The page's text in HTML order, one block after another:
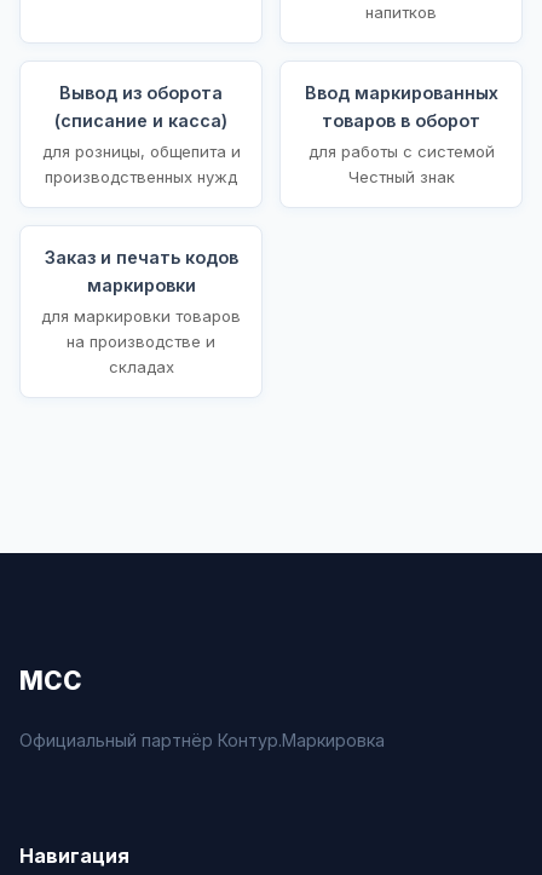
напитков
Вывод из оборота
(списание и касса)
для розницы, общепита и
производственных нужд
Ввод маркированных
товаров в оборот
для работы с системой
Честный знак
Заказ и печать кодов
маркировки
для маркировки товаров
на производстве и
складах
МСС
Официальный партнёр Контур.Маркировка
Навигация